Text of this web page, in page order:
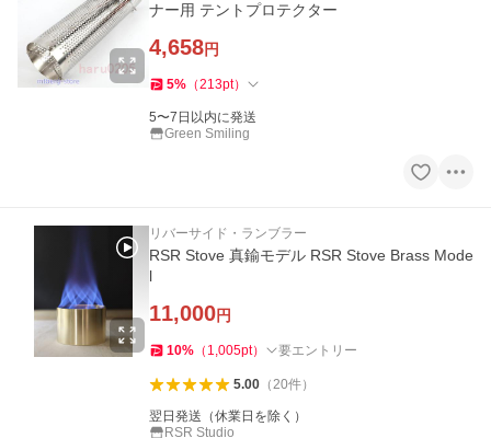
ナー用 テントプロテクター
4,658円
5% （213pt）
5〜7日以内に発送
Green Smiling
リバーサイド・ランブラー
RSR Stove 真鍮モデル RSR Stove Brass Mode
l
11,000円
10% （ 1,005pt） 要エントリー
5.00（20件）
翌日発送（休業日を除く）
RSR Studio